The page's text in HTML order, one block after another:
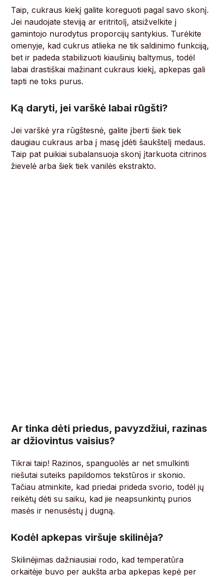
Taip, cukraus kiekį galite koreguoti pagal savo skonį.
Jei naudojate steviją ar eritritolį, atsižvelkite į
gamintojo nurodytus proporcijų santykius. Turėkite
omenyje, kad cukrus atlieka ne tik saldinimo funkciją,
bet ir padeda stabilizuoti kiaušinių baltymus, todėl
labai drastiškai mažinant cukraus kiekį, apkepas gali
tapti ne toks purus.
Ką daryti, jei varškė labai rūgšti?
Jei varškė yra rūgštesnė, galite įberti šiek tiek
daugiau cukraus arba į masę įdėti šaukštelį medaus.
Taip pat puikiai subalansuoja skonį įtarkuota citrinos
žievelė arba šiek tiek vanilės ekstrakto.
Ar tinka dėti priedus, pavyzdžiui, razinas
ar džiovintus vaisius?
Tikrai taip! Razinos, spanguolės ar net smulkinti
riešutai suteiks papildomos tekstūros ir skonio.
Tačiau atminkite, kad priedai prideda svorio, todėl jų
reikėtų dėti su saiku, kad jie neapsunkintų purios
masės ir nenusėstų į dugną.
Kodėl apkepas viršuje skilinėja?
Skilinėjimas dažniausiai rodo, kad temperatūra
orkaitėje buvo per aukšta arba apkepas kepė per